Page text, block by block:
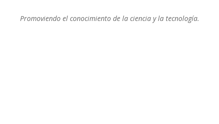
Promoviendo el conocimiento de la ciencia y la tecnología.